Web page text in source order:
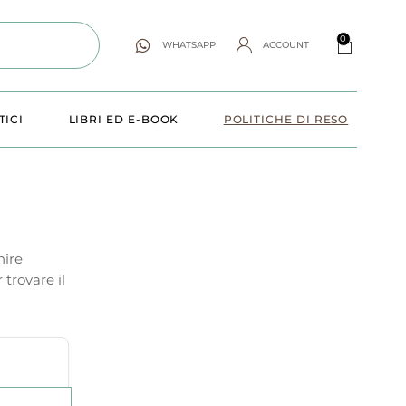
WHATSAPP ACCOUNT
0
LIBRI ED E-BOOK POLITICHE DI RESO
trovare il